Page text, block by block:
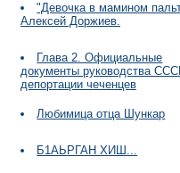
"Девочка в мамином
Алексей Доржиев.
Глава 2. Официальные
документы руководства
депортации чеченцев
Любимица отца Шункар
Б1АЬРГАН ХИШ...